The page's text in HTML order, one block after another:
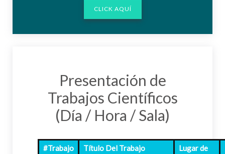
CLICK AQUÍ
Presentación de
Trabajos Científicos
(Día / Hora / Sala)
#Trabajo Título Del Trabajo
Lugar de